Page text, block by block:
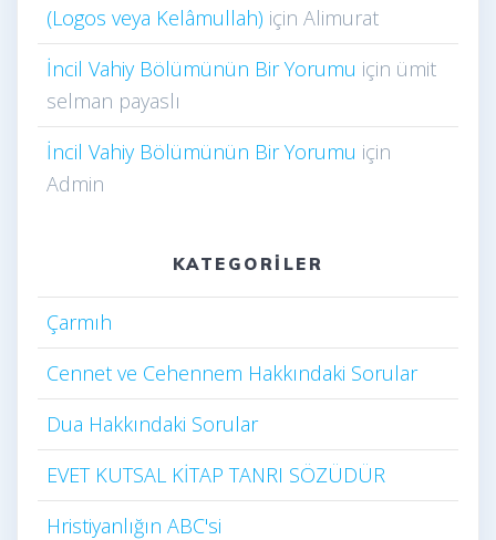
(Logos veya Kelâmullah) için Alimurat
İncil Vahiy Bölümünün Bir Yorumu için ümit
selman payaslı
İncil Vahiy Bölümünün Bir Yorumu için
Admin
KATEGORILER
Çarmıh​
Cennet ve Cehennem Hakkındaki Sorular
Dua Hakkındaki Sorular
EVET KUTSAL KİTAP TANRI SÖZÜDÜR
Hristiyanlığın ABC'si